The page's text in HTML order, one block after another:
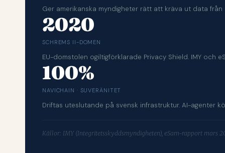
Ger amerikanska myndigheter rätt att kräva ut data
2020
SCHREMS II-DOMEN
EU-domstolen ogiltigförklarade Privacy Shield. IMY och
100%
NAVICHAIN · SUVERÄNITET
Driftas uteslutande på svensk infrastruktur. AI-agenter
Källor: IMY (Integritetsskyddsmyndigheten), eSam-rapport mars